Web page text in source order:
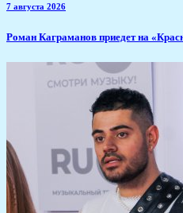
7 августа 2026
​Роман Каграманов приедет на